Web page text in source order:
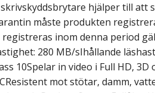
hjälper till att
måste produkten
inom denna period
280 MB/sIhållande
10Spelar in video i Full HD,
mot stötar, damm,